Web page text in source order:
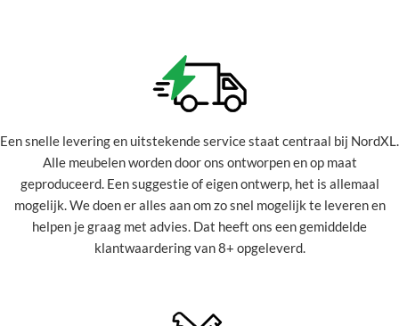
Een snelle levering en uitstekende service staat centraal bij NordXL.
Alle meubelen worden door ons ontworpen en op maat
geproduceerd. Een suggestie of eigen ontwerp, het is allemaal
mogelijk. We doen er alles aan om zo snel mogelijk te leveren en
helpen je graag met advies. Dat heeft ons een gemiddelde
klantwaardering van 8+ opgeleverd.